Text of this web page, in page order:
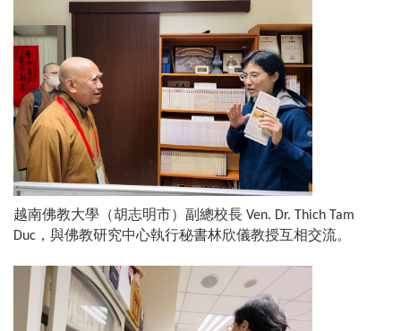
越南佛教大學（胡志明市）副總校長 Ven. Dr. Thich Tam
Duc ，與佛教研究中心執行秘書林欣儀教授互相交流。